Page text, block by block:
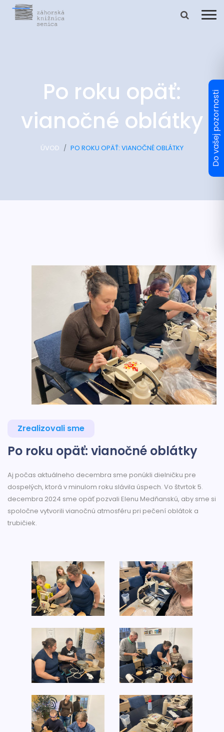
Po roku opäť:
vianočné oblátky
ÚVOD PO ROKU OPÄŤ: VIANOČNÉ OBLÁTKY
Zrealizovali sme
Po roku opäť: vianočné oblátky
Aj počas aktuálneho decembra sme ponúkli dielničku pre
dospelých, ktorá v minulom roku slávila úspech. Vo štvrtok 5.
decembra 2024 sme opäť pozvali Elenu Medňanskú, aby sme si
spoločne vytvorili vianočnú atmosféru pri pečení oblátok a
trubičiek.